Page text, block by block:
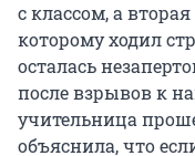
с классом, а
которому ходил
осталась
после взрывов к
учительница
объяснила, что